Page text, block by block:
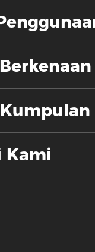
Kami